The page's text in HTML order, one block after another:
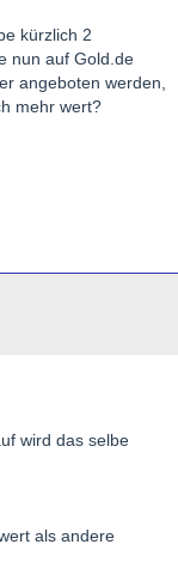
kürzlich 2
nun auf Gold.de
angeboten werden,
mehr wert?
wird das selbe
als andere